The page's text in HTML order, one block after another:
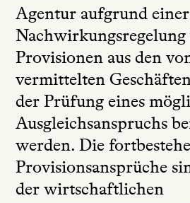
Agentur aufgrund
Provisionen aus den
vermittelten
der Prüfung eines
Ausgleichsanspruchs
werden. Die
Provisionsansprüche
der wirtschaftlichen